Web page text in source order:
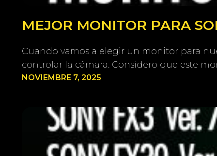
MEJOR MONITOR PARA
Cuando vamos a elegir un monitor para
controlar la cámara. Considero que este
NOVIEMBRE 7, 2025